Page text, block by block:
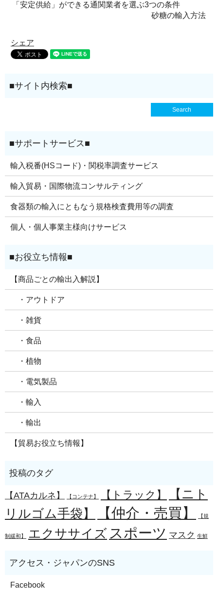
「安定供給」ができる通関業者を選ぶ3つの条件
砂糖の輸入方法
シェア
輸入税番(HSコード)・関税率調査サービス
輸入貿易・国際物流コンサルティング
食器類の輸入にともなう規格検査費用等の調査
個人・個人事業主様向けサービス
【商品ごとの輸出入解説】
・アウトドア
・雑貨
・食品
・植物
・電気製品
・輸入
・輸出
【貿易お役立ち情報】
【ATAカルネ】 【コンテナ】 【トラック】
【ニト
リルゴム手袋】
【仲介・売買】 【規
制緩和】 エクササイズ スポーツ マスク 生鮮
Facebook